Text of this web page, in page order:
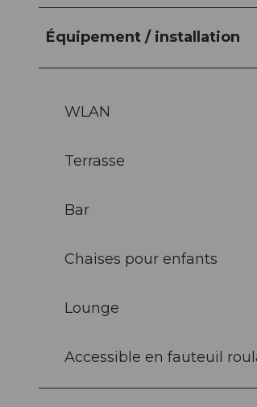
Équipement / installation
WLAN
Terrasse
Bar
Chaises pour enfants
Lounge
Accessible en fauteuil